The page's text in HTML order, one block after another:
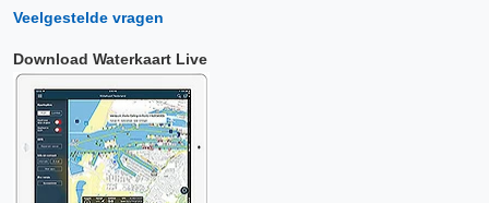
Veelgestelde vragen
Download Waterkaart Live